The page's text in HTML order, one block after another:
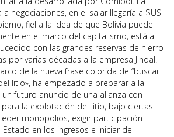
negociaciones, en el salar llegaría a $US
fiel a la idea de que Bolivia puede
en el marco del capitalismo, está a
con las grandes reservas de hierro
por varias décadas a la empresa Jindal.
de la nueva frase colorida de “buscar
litio», ha empezado a preparar a la
futuro anuncio de una alianza con
la explotación del litio, bajo ciertas
monopolios, exigir participación
Estado en los ingresos e iniciar del